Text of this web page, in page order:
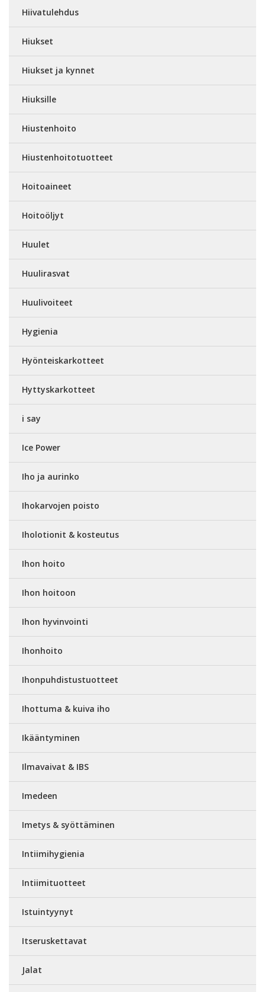
Hiivatulehdus
Hiukset
Hiukset ja kynnet
Hiuksille
Hiustenhoito
Hiustenhoitotuotteet
Hoitoaineet
Hoitoöljyt
Huulet
Huulirasvat
Huulivoiteet
Hygienia
Hyönteiskarkotteet
Hyttyskarkotteet
i say
Ice Power
Iho ja aurinko
Ihokarvojen poisto
Iholotionit & kosteutus
Ihon hoito
Ihon hoitoon
Ihon hyvinvointi
Ihonhoito
Ihonpuhdistustuotteet
Ihottuma & kuiva iho
Ikääntyminen
Ilmavaivat & IBS
Imedeen
Imetys & syöttäminen
Intiimihygienia
Intiimituotteet
Istuintyynyt
Itseruskettavat
Jalat